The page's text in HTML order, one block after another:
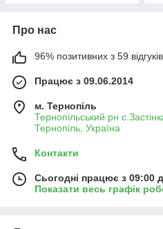
Про нас
96% позитивних з 59
Працює з 09.06.2014
м. Тернопіль
Тернопільський рн
Тернопіль, Україна
Контакти
Сьогодні працює з 09:00
Показати весь графік